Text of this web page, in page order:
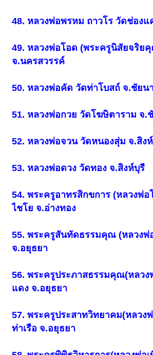
48. หลวงพ่อพรหม ถาวโร วัดช่อง
49. หลวงพ่อโอด (พระครูนิสัยจริย
จ.นครสวรรค์
50. หลวงพ่อคัด วัดท่าโบสถ์ จ.ชัยน
51. หลวงพ่อกวย วัดโฆษิตาราม จ.
52. หลวงพ่อจวน วัดหนองสุ่ม จ.สิง
53. หลวงพ่อดวง วัดทอง จ.สิงห์บุรี
54. พระครูอาทรสิกขการ (หลวงพ่อ
ไชโย จ.อ่างทอง
55. พระครูสันทัดธรรมคุณ (หลวงพ่
จ.อยุธยา
56. พระครูประภาสธรรมคุณ(หลวง
แดง จ.อยุธยา
57. พระครูประสาทวิทยาคม(หลวง
ท่าเรือ จ.อยุธยา